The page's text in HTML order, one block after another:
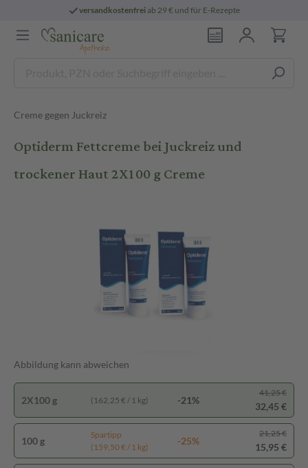
versandkostenfreiab 29 € und für E-Rezepte
Creme gegen Juckreiz
Optiderm Fettcreme bei Juckreiz und
trockener Haut 2X100 g Creme
Abbildung kann abweichen
2X100 g (162,25 € / 1 kg) -21%
41,25 €
32,45 €
100 g
Spartipp
(159,50 € / 1 kg)
-25%
21,25 €
15,95 €